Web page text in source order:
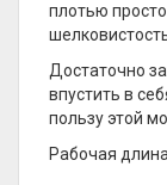
плотью
Достаточно
впустить в
пользу этой
Рабочая